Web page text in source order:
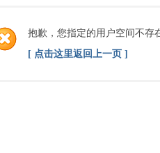
索
抱歉，您指定的用户空间不存
[ 点击这里返回上一页 ]